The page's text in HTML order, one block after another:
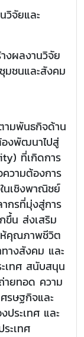
จัยและ
ผลงานวิจัย
มชนและสังคม
พันธกิจด้าน
องพัฒนาไปสู่
ที่เกิดการ
วามต้องการ
นเชิงพาณิชย์
กรที่มุ่งสู่การ
ขึ้น ส่งเสริม
ห้คุณภาพชีวิต
างสังคม และ
เทศ สนับสนุน
ายทอด ความ
รษฐกิจและ
ประเทศ และ
ะเทศ